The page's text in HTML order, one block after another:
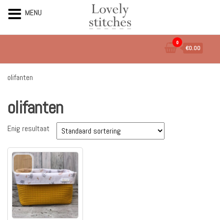
de
inhoud
0
€0.00
olifanten
olifanten
Enig resultaat
MENU